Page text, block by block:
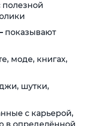
полезной
показывают
моде, книгах,
шутки,
с карьерой,